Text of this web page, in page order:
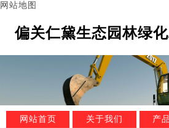
网站地图
偏关仁黛生态园林绿
网站首页 关于我们 产